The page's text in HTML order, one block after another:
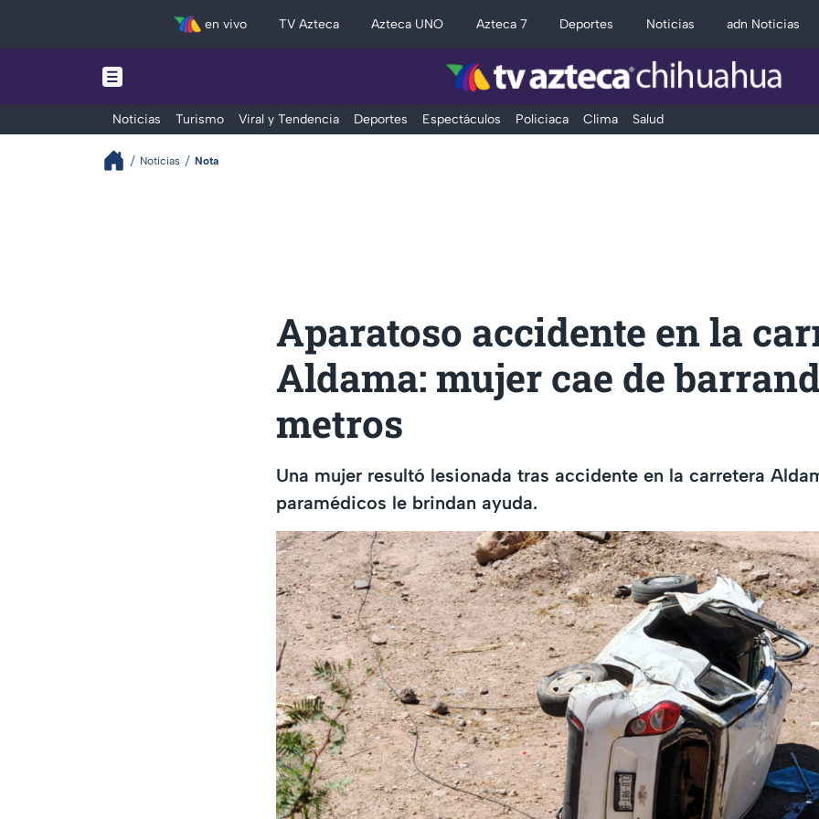
en vivo TV Azteca Azteca UNO Azteca 7 Deportes Noticias adn Noticias
Noticias Turismo Viral y Tendencia Deportes Espectáculos Policiaca Clima Salud
Noticias Nota
Aparatoso accidente en la
Aldama: mujer cae de
metros
Una mujer resultó lesionada tras accidente en la carretera
paramédicos le brindan ayuda.